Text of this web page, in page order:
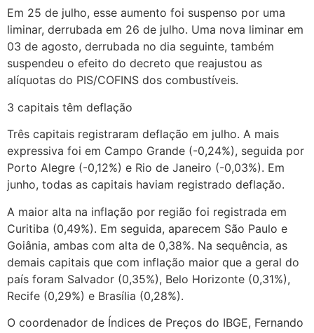
Em 25 de julho, esse aumento foi suspenso por uma
liminar, derrubada em 26 de julho. Uma nova liminar em
03 de agosto, derrubada no dia seguinte, também
suspendeu o efeito do decreto que reajustou as
alíquotas do PIS/COFINS dos combustíveis.
3 capitais têm deflação
Três capitais registraram deflação em julho. A mais
expressiva foi em Campo Grande (-0,24%), seguida por
Porto Alegre (-0,12%) e Rio de Janeiro (-0,03%). Em
junho, todas as capitais haviam registrado deflação.
A maior alta na inflação por região foi registrada em
Curitiba (0,49%). Em seguida, aparecem São Paulo e
Goiânia, ambas com alta de 0,38%. Na sequência, as
demais capitais que com inflação maior que a geral do
país foram Salvador (0,35%), Belo Horizonte (0,31%),
Recife (0,29%) e Brasília (0,28%).
O coordenador de Índices de Preços do IBGE, Fernando